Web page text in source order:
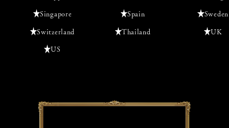
Singapore Spain Sweden
Switzerland Thailand UK
US